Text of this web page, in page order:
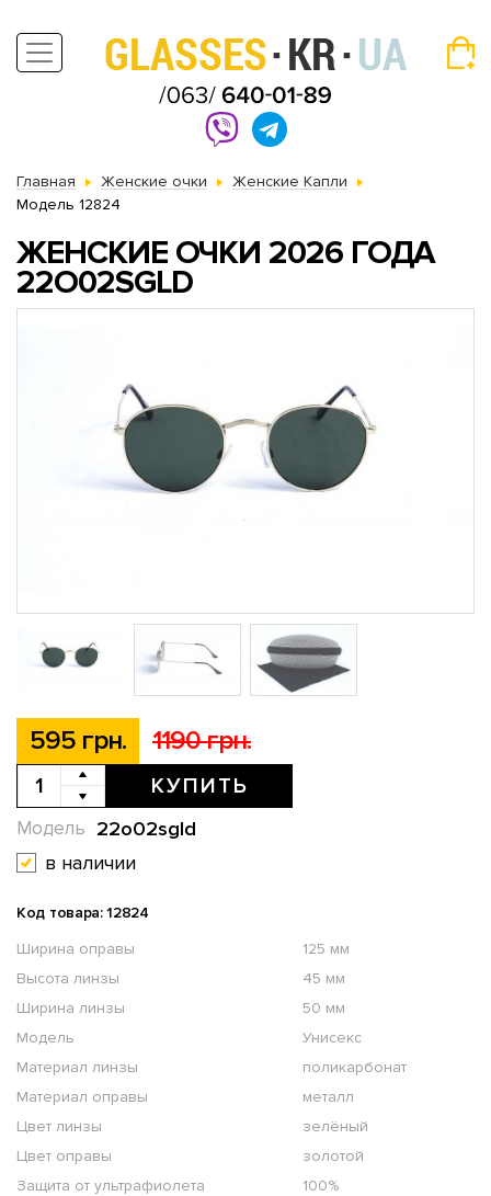
Главная Женские очки
Женские Капли
Модель 12824
ЖЕНСКИЕ ОЧКИ 2026 ГОДА
22O02SGLD
595 грн. 1190 грн.
КУПИТЬ
22o02sgld
Модель
в наличии
Код товара: 12824
Ширина оправы
125 мм
Высота линзы
45 мм
Ширина линзы
50 мм
Модель
Унисекс
Материал линзы
поликарбонат
Материал оправы
металл
Цвет линзы
зелёный
Цвет оправы
золотой
Защита от ультрафиолета
100%